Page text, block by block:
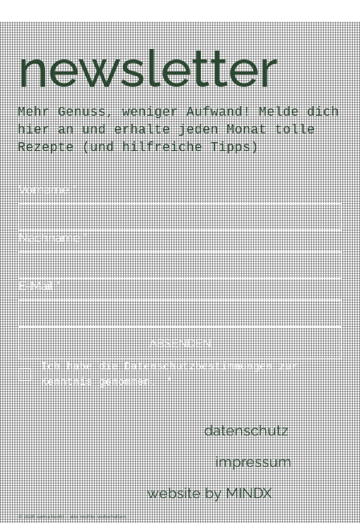
newsletter
Mehr Genuss, weniger Aufwand! Melde dich
hier an und erhalte jeden Monat tolle
Rezepte (und hilfreiche Tipps)
Vorname *
Nachname *
E-Mail *
ABSENDEN
Ich habe die Datenschutzbestimmungen zur
Kenntnis genommen. *
datenschutz
impressum
website by MINDX
© 2026 carina kocht – alle rechte vorbehalten.